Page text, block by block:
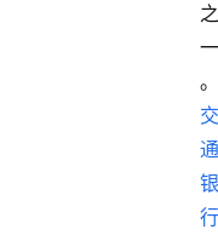
之
一
。
交
通
银
行